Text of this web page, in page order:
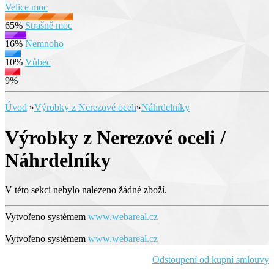
Velice moc
65% Strašně moc
16% Nemnoho
10% Vůbec
9%
Úvod »Výrobky z Nerezové oceli»Náhrdelníky
Výrobky z Nerezové oceli /
Náhrdelníky
V této sekci nebylo nalezeno žádné zboží.
Vytvořeno systémem www.webareal.cz
Vytvořeno systémem www.webareal.cz
Odstoupení od kupní smlouvy